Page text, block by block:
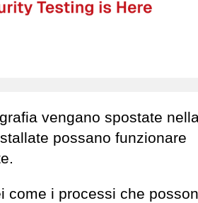
vengano spostate
possano funzionare
come i processi che